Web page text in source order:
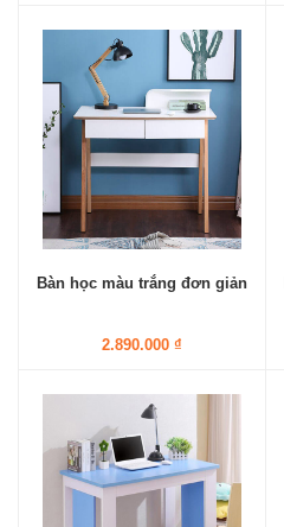
Bàn học màu trắng đơn giản
2.890.000 ₫